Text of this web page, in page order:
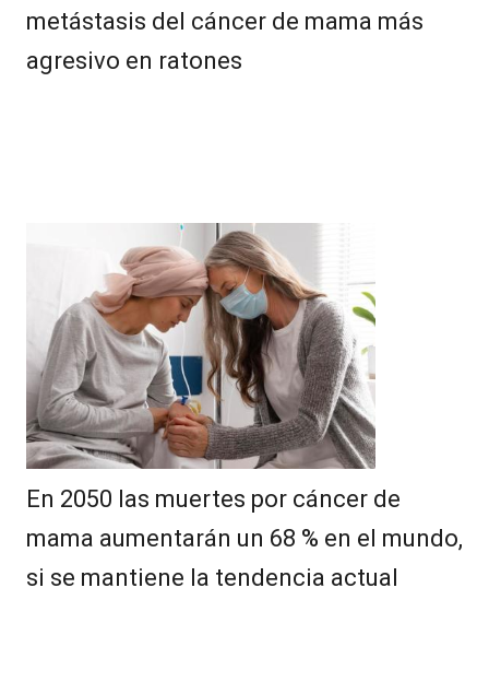
metástasis del cáncer de mama más
agresivo en ratones
En 2050 las muertes por cáncer de
mama aumentarán un 68 % en el mundo,
si se mantiene la tendencia actual